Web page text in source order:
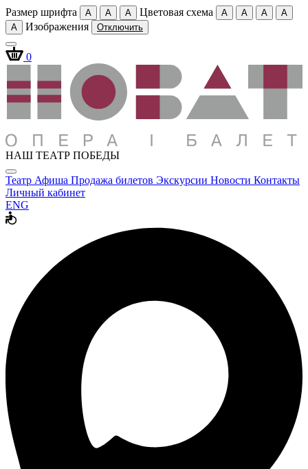
Размер шрифта A A A Цветовая схема A A A
A
A
Изображения Отключить
0
НАШ ТЕАТР ПОБЕДЫ
Театр Афиша Продажа билетов Экскурсии Новости Контакты
Личный кабинет
ENG